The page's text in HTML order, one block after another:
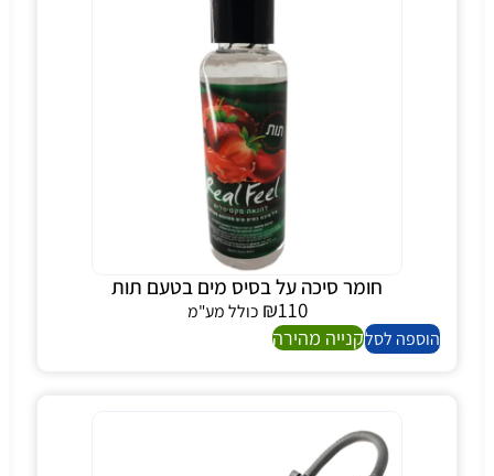
חומר סיכה על בסיס מים בטעם תות
₪110
כולל מע"מ
הוספה לסלקנייה מהירה